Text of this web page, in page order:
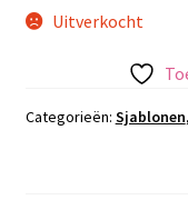
Uitverkocht
Categorieën: Sjablonen,